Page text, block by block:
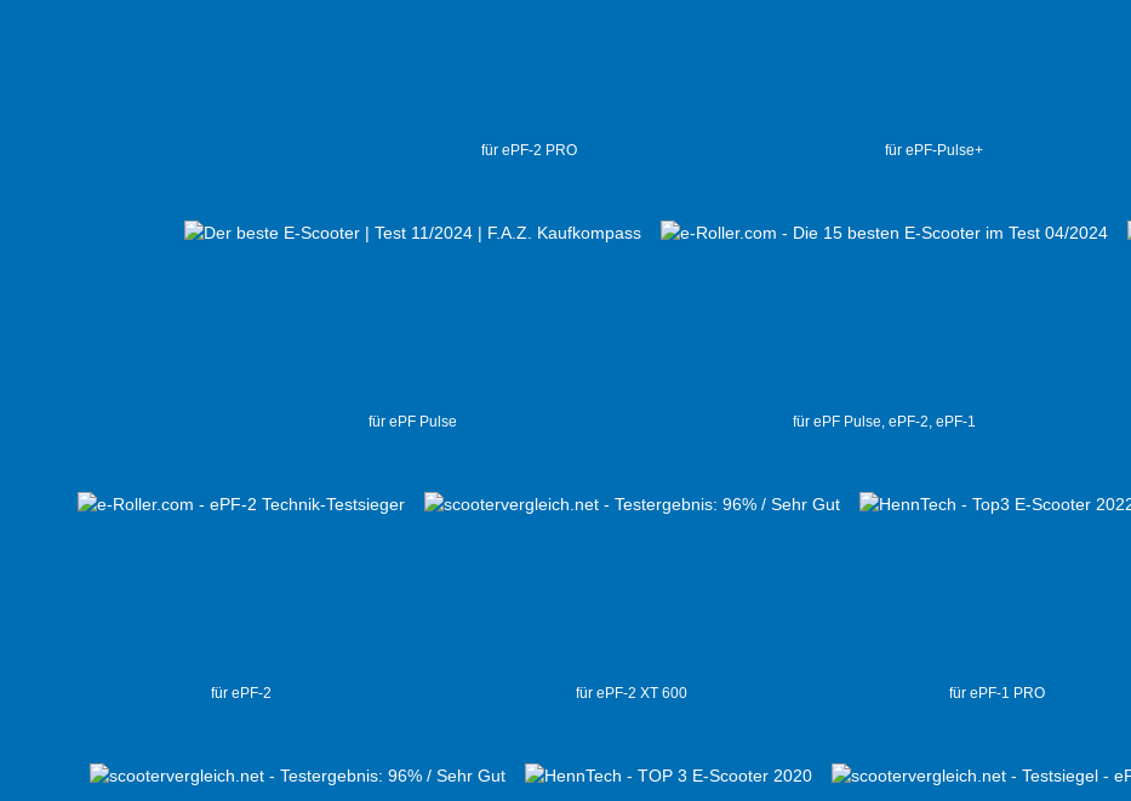
für ePF-2 PRO für ePF-Pulse+
für ePF Pulse für ePF Pulse, ePF-2, ePF-1
für ePF-2 für ePF-2 XT 600 für ePF-1 PRO